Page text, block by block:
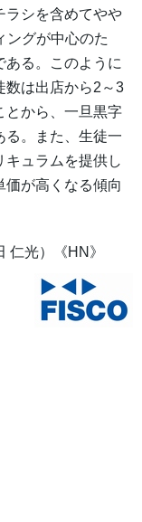
ラシを含めてやや
ングが中心のた
ある。このように
数は出店から2～3
とから、一旦黒字
る。また、生徒一
キュラムを提供し
価が高くなる傾向
光）《HN》